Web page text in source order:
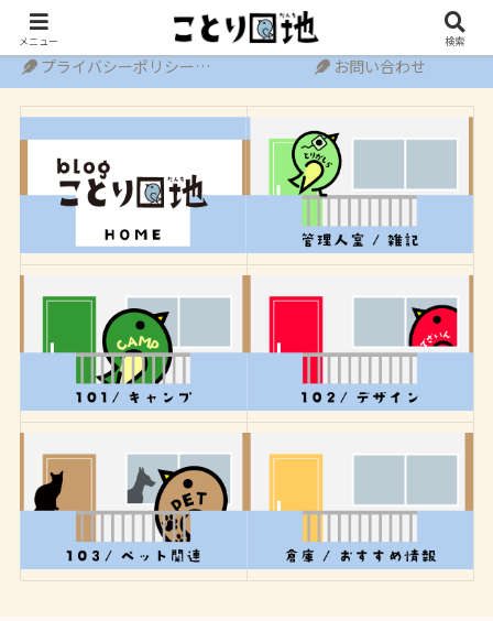
プライバシーポリシー・免責事項
お問い合わせ
メニュー 検索